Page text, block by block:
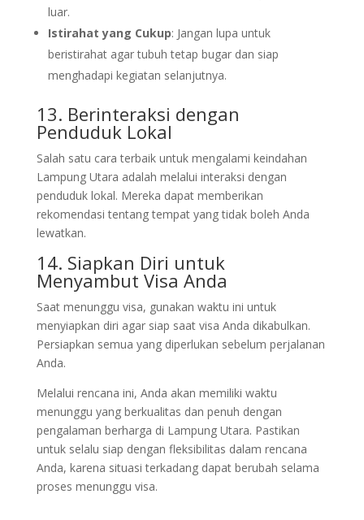
luar.
Istirahat yang Cukup: Jangan lupa untuk
beristirahat agar tubuh tetap bugar dan siap
menghadapi kegiatan selanjutnya.
13. Berinteraksi dengan
Penduduk Lokal
Salah satu cara terbaik untuk mengalami keindahan
Lampung Utara adalah melalui interaksi dengan
penduduk lokal. Mereka dapat memberikan
rekomendasi tentang tempat yang tidak boleh Anda
lewatkan.
14. Siapkan Diri untuk
Menyambut Visa Anda
Saat menunggu visa, gunakan waktu ini untuk
menyiapkan diri agar siap saat visa Anda dikabulkan.
Persiapkan semua yang diperlukan sebelum perjalanan
Anda.
Melalui rencana ini, Anda akan memiliki waktu
menunggu yang berkualitas dan penuh dengan
pengalaman berharga di Lampung Utara. Pastikan
untuk selalu siap dengan fleksibilitas dalam rencana
Anda, karena situasi terkadang dapat berubah selama
proses menunggu visa.